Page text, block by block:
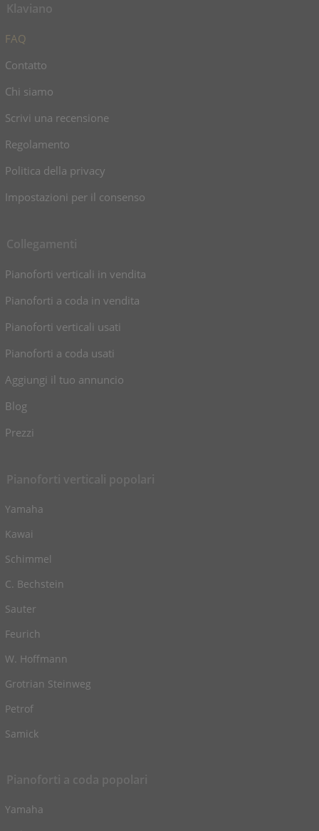
FAQ
Contatto
Chi siamo
Scrivi una recensione
Regolamento
Politica della privacy
Impostazioni per il consenso
Pianoforti verticali in vendita
Pianoforti a coda in vendita
Pianoforti verticali usati
Pianoforti a coda usati
Aggiungi il tuo annuncio
Blog
Prezzi
Yamaha
Kawai
Schimmel
C. Bechstein
Sauter
Feurich
W. Hoffmann
Grotrian Steinweg
Petrof
Samick
Yamaha